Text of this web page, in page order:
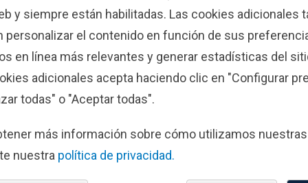
Investments opina
riesgo de
demasiado
TODAS NUESTRAS
PUBLICACIONES
La importancia de
y siempre están habilitadas. Las cookies adicionales
personalizar el contenido en función de sus
en línea más relevantes y generar estadísticas del
adicionales acepta haciendo clic en "Configurar
todas" o "Aceptar todas".
más información sobre cómo utilizamos
nuestra política de privacidad.